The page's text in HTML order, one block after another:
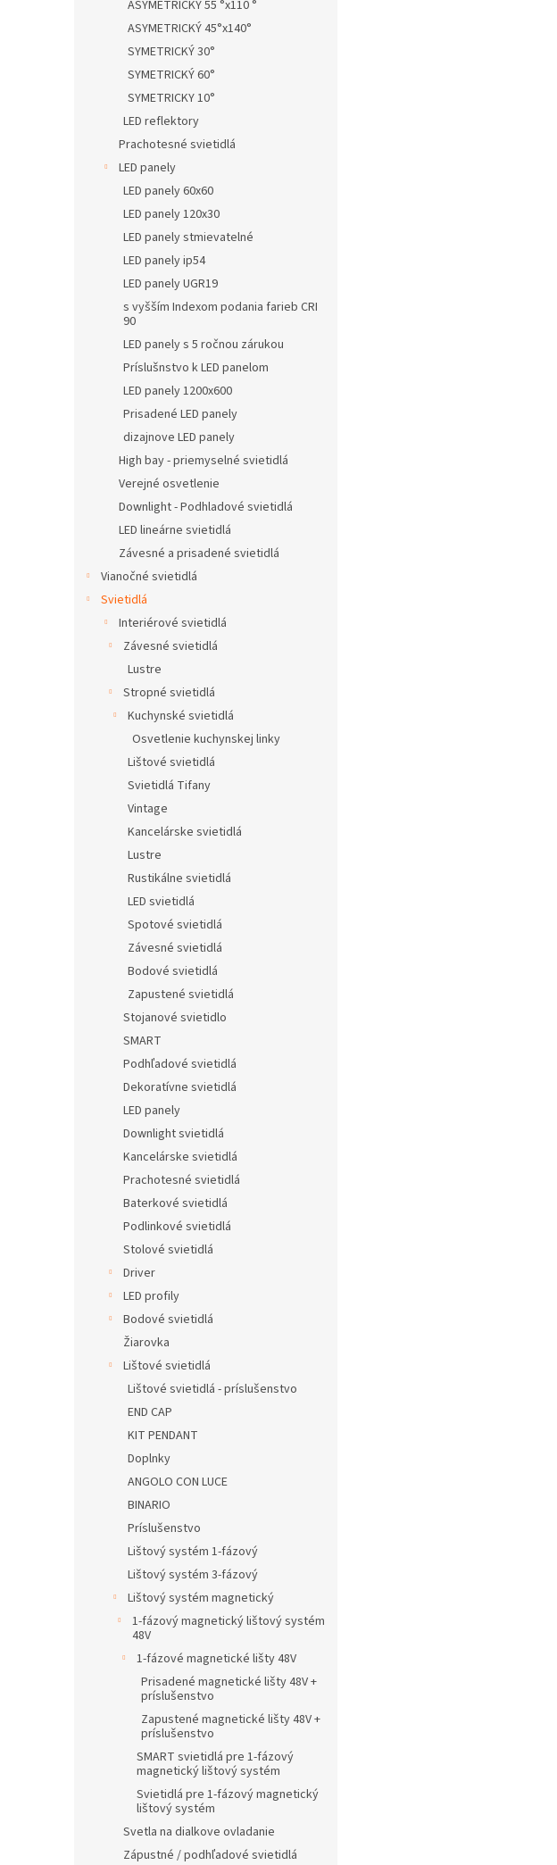
ASYMETRICKÝ 55 °x110 °
ASYMETRICKÝ 45°x140°
SYMETRICKÝ 30°
SYMETRICKÝ 60°
SYMETRICKY 10°
LED reflektory
Prachotesné svietidlá
LED panely
LED panely 60x60
LED panely 120x30
LED panely stmievatelné
LED panely ip54
LED panely UGR19
s vyšším Indexom podania farieb CRI
90
LED panely s 5 ročnou zárukou
Príslušnstvo k LED panelom
LED panely 1200x600
Prisadené LED panely
dizajnove LED panely
High bay - priemyselné svietidlá
Verejné osvetlenie
Downlight - Podhladové svietidlá
LED lineárne svietidlá
Závesné a prisadené svietidlá
Vianočné svietidlá
Svietidlá
Interiérové svietidlá
Závesné svietidlá
Lustre
Stropné svietidlá
Kuchynské svietidlá
Osvetlenie kuchynskej linky
Lištové svietidlá
Svietidlá Tifany
Vintage
Kancelárske svietidlá
Lustre
Rustikálne svietidlá
LED svietidlá
Spotové svietidlá
Závesné svietidlá
Bodové svietidlá
Zapustené svietidlá
Stojanové svietidlo
SMART
Podhľadové svietidlá
Dekoratívne svietidlá
LED panely
Downlight svietidlá
Kancelárske svietidlá
Prachotesné svietidlá
Baterkové svietidlá
Podlinkové svietidlá
Stolové svietidlá
Driver
LED profily
Bodové svietidlá
Žiarovka
Lištové svietidlá
Lištové svietidlá - príslušenstvo
END CAP
KIT PENDANT
Doplnky
ANGOLO CON LUCE
BINARIO
Príslušenstvo
Lištový systém 1-fázový
Lištový systém 3-fázový
Lištový systém magnetický
1-fázový magnetický lištový systém
48V
1-fázové magnetické lišty 48V
Prisadené magnetické lišty 48V +
príslušenstvo
Zapustené magnetické lišty 48V +
príslušenstvo
SMART svietidlá pre 1-fázový
magnetický lištový systém
Svietidlá pre 1-fázový magnetický
lištový systém
Svetla na dialkove ovladanie
Zápustné / podhľadové svietidlá